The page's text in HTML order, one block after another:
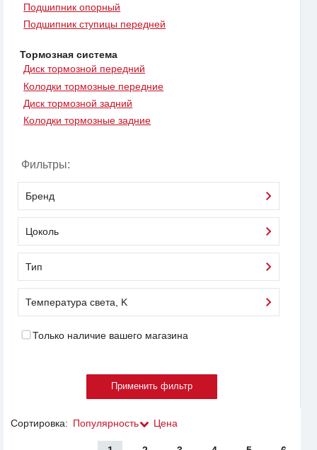
Подшипник опорный
Подшипник ступицы передней
Тормозная система
Диск тормозной передний
Колодки тормозные передние
Диск тормозной задний
Колодки тормозные задние
Фильтры:
Бренд
Цоколь
Тип
Температура света, K
Только наличие вашего магазина
Сортировка: Популярность Цена